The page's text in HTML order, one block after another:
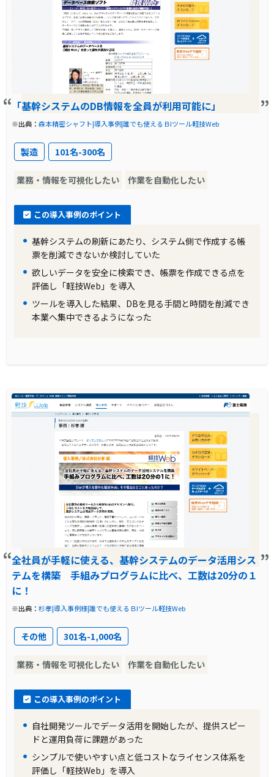
導入前に企業が抱えていた課題
東京急行電鉄株式会社は、既存のDWHが老朽化
し、ETL/BIツールの国内サポート終了が迫って
いました。また、BIツールは一般的な業務に使
用されており、高度な分析機能よりもデータ抽
出のスムーズさが求められていました。さら
に、既存のBIツールは使い勝手が悪く、全社員
に浸透していない状況でした。
導入前の課題に対する解決策
解決策として、東京急行電鉄株式会社は「軽技
Web」を選択しました。これは、シンプルで使
いやすく、また「Amazon RedShift」との連携
がスムーズであることが評価されたためです。
また、データ抽出をスムーズに行い、一般的な
「軽技Web」の導入により、データ提供がリア
ルタイムで可能になり、以前は5～10日かかっ
ていた作業が大幅に短縮されました。また、新
たな機能の追加が容易になり、ユーザー自身で
データ分析が行えるようになったことで、マー
ケティングや販促の効率化が実現しました。
「基幹システムのDB情報を全員が利用可能に」
※出典：森本精密シャフト|導入事例|誰でも使えるＢIツール軽技Web
製造 101名-300名
業務・情報を可視化したい 作業を自動化したい
この導入事例のポイント
基幹システムの刷新にあたり、システム側で作成する帳
票を削減できないか検討していた
欲しいデータを安全に検索でき、帳票を作成できる点を
評価し「軽技Web」を導入
ツールを導入した結果、DBを見る手間と時間を削減でき
本業へ集中できるようになった
全社員が手軽に使える、基幹システムのデータ活用シス
テムを構築 手組みプログラムに比べ、工数は20分の１
に！
※出典：杉孝|導入事例様|誰でも使えるＢIツール軽技Web
その他 301名-1,000名
業務・情報を可視化したい 作業を自動化したい
この導入事例のポイント
自社開発ツールでデータ活用を開始したが、提供スピー
ドと運用負荷に課題があった
シンプルで使いやすい点と低コストなライセンス体系を
評価し「軽技Web」を導入